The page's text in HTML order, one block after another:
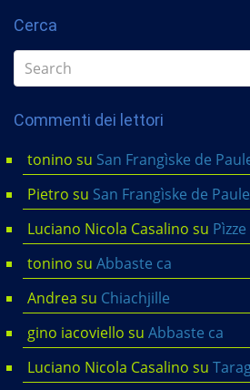
Cerca
Commenti dei lettori
tonino su San Frangìske de
Pietro su San Frangìske de Paule
Luciano Nicola Casalino su
tonino su Abbaste ca
Andrea su Chiachjille
gino iacoviello su Abbaste ca
Luciano Nicola Casalino su